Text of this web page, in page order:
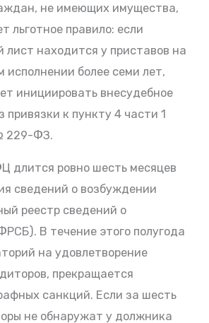
не имеющих имущества,
льготное правило: если
лист находится у приставов на
исполнении более семи лет,
инициировать внесудебное
привязки к пункту 4 части 1
229-ФЗ.
длится ровно шесть месяцев
сведений о возбуждении
реестр сведений о
В течение этого полугода
на удовлетворение
прекращается
санкций. Если за шесть
не обнаружат у должника